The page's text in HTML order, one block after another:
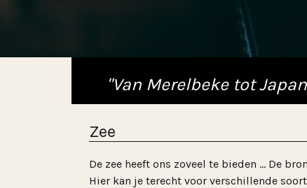
"Van Merelbeke tot
Zee
De zee heeft ons zoveel te bieden … De
Hier kan je terecht voor verschillende